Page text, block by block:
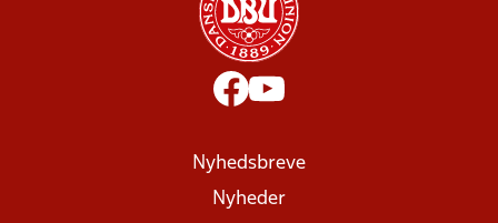
Nyhedsbreve
Nyheder